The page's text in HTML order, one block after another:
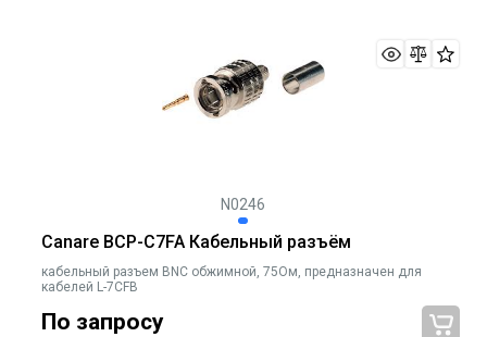
N0246
Canare BCP-C7FA Кабельный разъём
кабельный разъем BNC обжимной, 75Ом, предназначен для
кабелей L-7CFB
По запросу